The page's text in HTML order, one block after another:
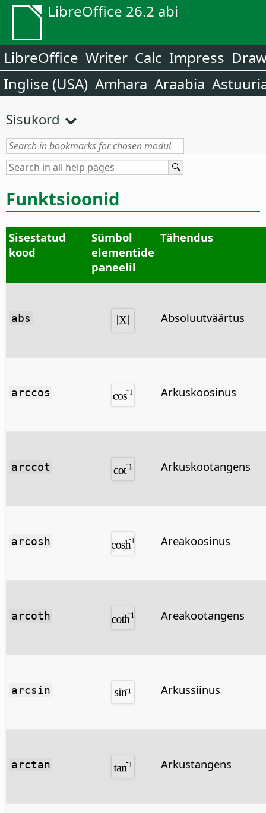
LibreOffice 26.2 abi
LibreOffice Writer Calc Impress
Inglise (USA) Amhara Araabia
Sisukord
Funktsioonid
Sisestatud
kood
Sümbol
elementide
paneelil
Tähendus
abs Absoluutväärtus
arccos Arkuskoosinus
arccot Arkuskootangens
arcosh Areakoosinus
arcoth Areakootangens
arcsin Arkussiinus
arctan Arkustangens